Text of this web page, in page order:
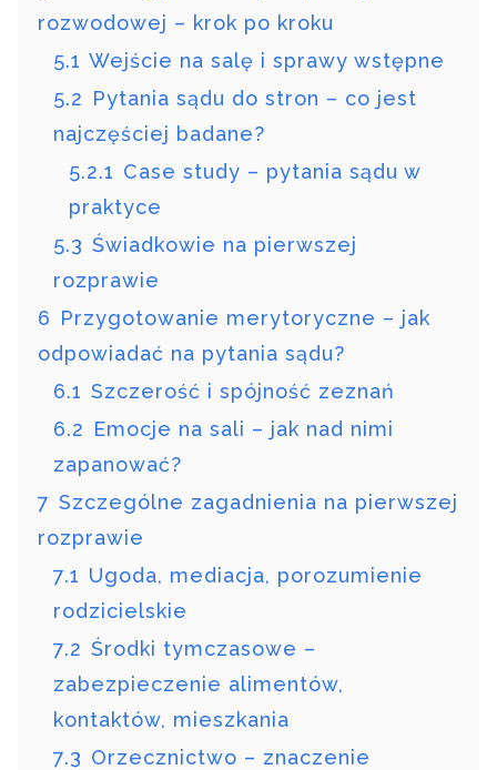
rozwodowej – krok po kroku
5.1 Wejście na salę i sprawy wstępne
5.2 Pytania sądu do stron – co jest
najczęściej badane?
5.2.1 Case study – pytania sądu w
praktyce
5.3 Świadkowie na pierwszej
rozprawie
6 Przygotowanie merytoryczne – jak
odpowiadać na pytania sądu?
6.1 Szczerość i spójność zeznań
6.2 Emocje na sali – jak nad nimi
zapanować?
7 Szczególne zagadnienia na pierwszej
rozprawie
7.1 Ugoda, mediacja, porozumienie
rodzicielskie
7.2 Środki tymczasowe –
zabezpieczenie alimentów,
kontaktów, mieszkania
7.3 Orzecznictwo – znaczenie